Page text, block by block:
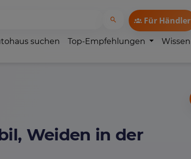
Für Händler
suchen Top-Empfehlungen Wissen
Weiden in der